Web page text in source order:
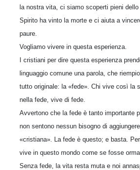
la nostra vita, ci siamo scoperti pieni
Spirito ha vinto la morte e ci aiuta a
paure.
Vogliamo vivere in questa esperienza.
I cristiani per dire questa esperienza
linguaggio comune una parola, che
tutto originale: la «fede». Chi vive così la
nella fede, vive di fede.
Avvertono che la fede è tanto importante
non sentono nessun bisogno di
«cristiana». La fede è questo; e basta.
vive in questo mondo come se fosse
Senza fede, la vita resta muta e noi